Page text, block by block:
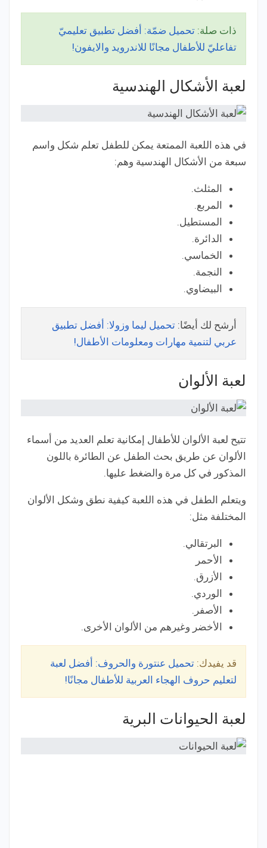
ذات صلة: تحميل ضمّة: أفضل تطبيق تعليميّ
تفاعليّ للأطفال مجانًا للاندرويد والايفون!
لعبة الأشكال الهندسية
في هذه اللعبة الممتعة يمكن للطفل تعلم شكل واسم
سبعة من الأشكال الهندسية وهم:
المثلث.
المربع.
المستطيل.
الدائرة.
الخماسي.
النجمة.
البيضاوي.
أرشح لك أيضًا: تحميل ليما وزولا: أفضل تطبيق
عربي لتنمية مهارات ومعلومات الأطفال!
لعبة الألوان
تتيح لعبة الألوان للأطفال إمكانية تعلم العديد من أسماء
الألوان عن طريق بحث الطفل عن الطائرة باللون
المذكور في كل مرة والضغط عليها.
ويتعلم الطفل في هذه اللعبة كيفية نطق وشكل الألوان
المختلفة مثل:
البرتقالي.
الأحمر
الأزرق.
الوردي.
الأصفر.
الأخضر وغيرهم من الألوان الأخرى.
قد يفيدك: تحميل عنتورة والحروف: أفضل لعبة
لتعليم حروف الهجاء العربية للأطفال مجانًا!
لعبة الحيوانات البرية